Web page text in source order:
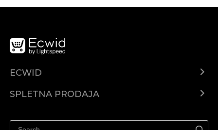
ECWID
SPLETNA PRODAJA
Prodaja na Instagramu